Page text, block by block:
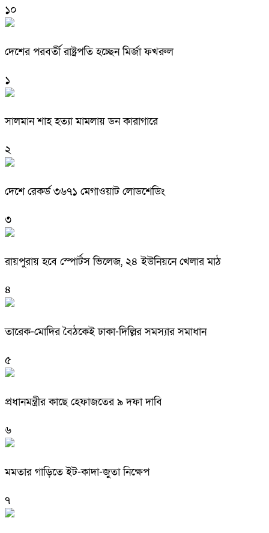
১০
দেশের পরবর্তী রাষ্ট্রপতি হচ্ছেন মির্জা ফখরুল
১
সালমান শাহ হত্যা মামলায় ডন কারাগারে
২
দেশে রেকর্ড ৩৬৭১ মেগাওয়াট লোডশেডিং
৩
রায়পুরায় হবে স্পোর্টস ভিলেজ, ২৪ ইউনিয়নে খেলার মাঠ
৪
তারেক-মোদির বৈঠকেই ঢাকা-দিল্লির সমস্যার সমাধান
৫
প্রধানমন্ত্রীর কাছে হেফাজতের ৯ দফা দাবি
৬
মমতার গাড়িতে ইট-কাদা-জুতা নিক্ষেপ
৭